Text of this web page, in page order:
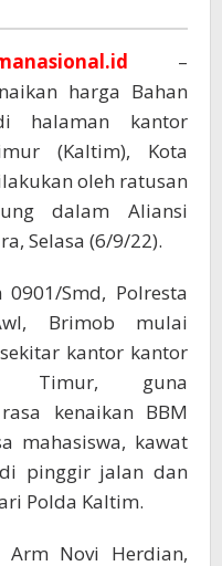
–
harga Bahan
halaman kantor
(Kaltim), Kota
oleh ratusan
dalam Aliansi
Selasa (6/9/22).
Smd, Polresta
Brimob mulai
kantor kantor
Timur, guna
kenaikan BBM
mahasiswa, kawat
pinggir jalan dan
Polda Kaltim.
Arm Novi Herdian,